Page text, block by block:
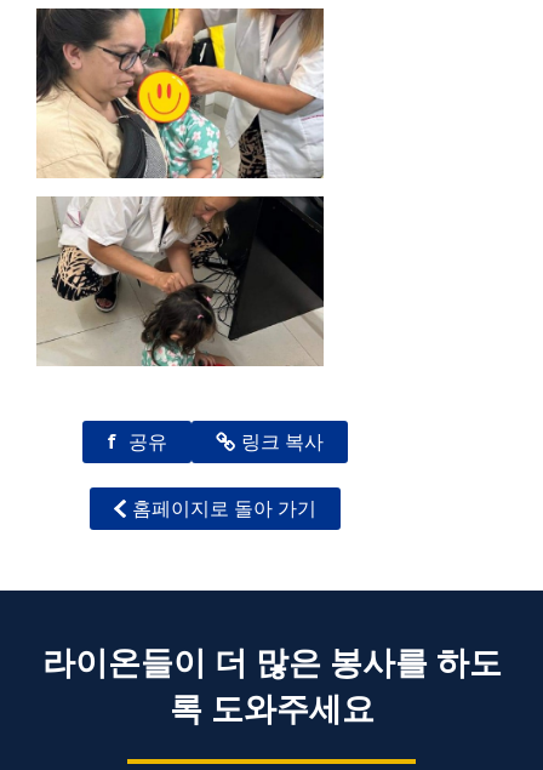
f 공유 링크 복사
홈페이지로 돌아 가기
라이온들이 더 많은 봉사를 하도
록 도와주세요